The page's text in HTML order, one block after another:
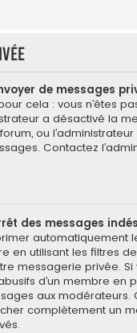
de messages
cela : vous n’êtes
a désactivé la
ou
Contactez
des messages
automatiquement
en utilisant les filtres
messagerie privée. Si
d’un membre en
aux modérateurs.
complètement un